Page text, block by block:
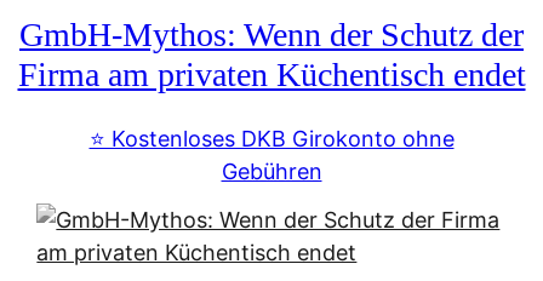
W
e
r
s
i
c
e
u
d
n
w
t
e
u
e
r
k
GmbH-Mythos: Wenn der Schutz der
Firma am privaten Küchentisch endet
⭐️ Kostenloses DKB Girokonto ohne
Gebühren